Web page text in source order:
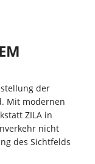
der
Mit modernen
ZILA in
nicht
des Sichtfelds